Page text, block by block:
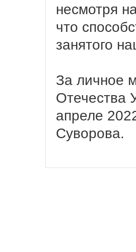
несмотря
что
занятого
За личное
Отечества
апреле
Суворова.